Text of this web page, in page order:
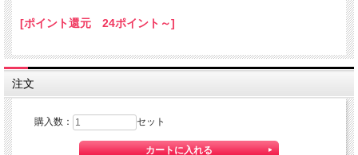
[ポイント還元 24ポイント～]
注文
購入数： セット